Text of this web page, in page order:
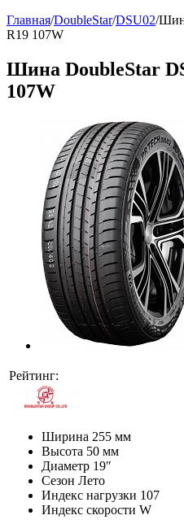
Главная/DoubleStar/DSU02/
R19 107W
Шина DoubleStar
107W
Рейтинг:
Ширина 255 мм
Высота 50 мм
Диаметр 19″
Сезон Лето
Индекс нагрузки 107
Индекс скорости W